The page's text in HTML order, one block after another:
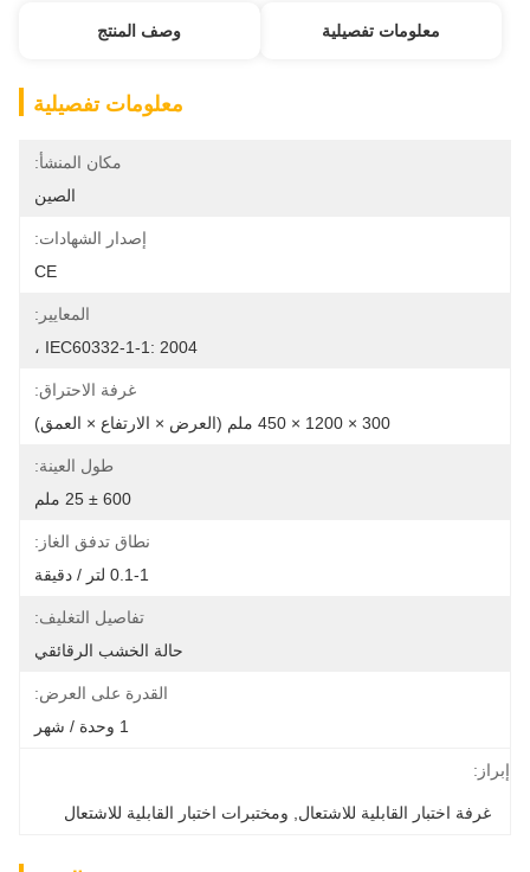
معلومات تفصيلية وصف المنتج
معلومات تفصيلية
مكان المنشأ:
الصين
إصدار الشهادات:
CE
المعايير:
IEC60332-1-1: 2004 ،
غرفة الاحتراق:
300 × 1200 × 450 ملم (العرض × الارتفاع × العمق)
طول العينة:
600 ± 25 ملم
نطاق تدفق الغاز:
0.1-1 لتر / دقيقة
تفاصيل التغليف:
حالة الخشب الرقائقي
القدرة على العرض:
إبراز:
غرفة اختبار القابلية للاشتعال , ومختبرات اختبار القابلية للاشتعال